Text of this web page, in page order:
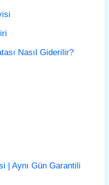
Nasıl Giderilir?
| Aynı Gün Garantili